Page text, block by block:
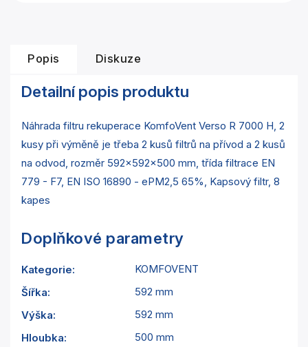
Popis Diskuze
Detailní popis produktu
Náhrada filtru rekuperace KomfoVent Verso R 7000 H, 2
kusy při výměně je třeba 2 kusů filtrů na přívod a 2 kusů
na odvod, rozměr 592x592x500 mm, třída filtrace EN
779 - F7, EN ISO 16890 - ePM2,5 65%, Kapsový filtr, 8
kapes
Doplňkové parametry
Kategorie:
KOMFOVENT
Šířka:
592 mm
Výška:
592 mm
Hloubka:
500 mm